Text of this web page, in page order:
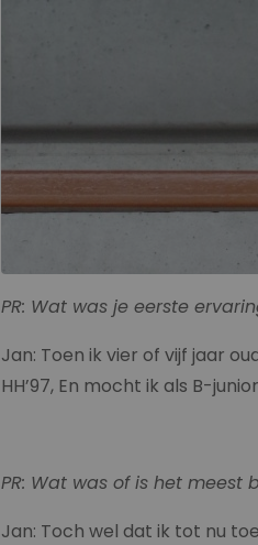
PR: Wat was je eerste
Jan: Toen ik vier of vijf jaar
HH’97, En mocht ik als B-
PR: Wat was of is het meest
Jan: Toch wel dat ik tot nu